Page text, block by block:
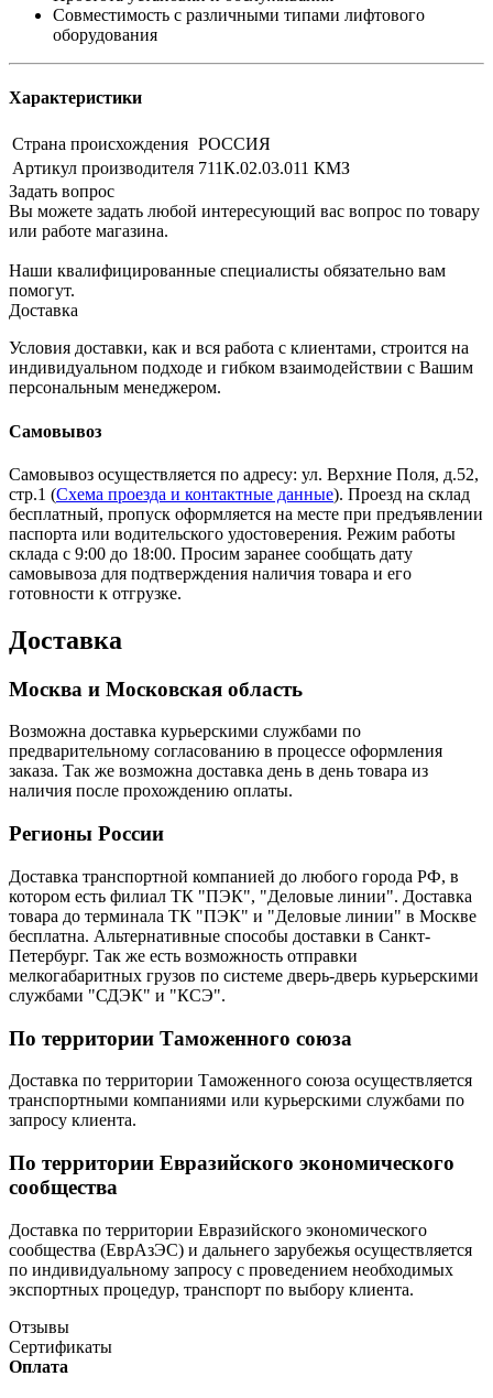
Совместимость с различными типами лифтового
оборудования
Характеристики
Страна происхождения РОССИЯ
Артикул производителя 711К.02.03.011 КМЗ
Задать вопрос
Вы можете задать любой интересующий вас вопрос по товару
или работе магазина.
Наши квалифицированные специалисты обязательно вам
помогут.
Доставка
Условия доставки, как и вся работа с клиентами, строится на
индивидуальном подходе и гибком взаимодействии с Вашим
персональным менеджером.
Самовывоз
Самовывоз осуществляется по адресу: ул. Верхние Поля, д.52,
стр.1 (Схема проезда и контактные данные). Проезд на склад
бесплатный, пропуск оформляется на месте при предъявлении
паспорта или водительского удостоверения. Режим работы
склада с 9:00 до 18:00. Просим заранее сообщать дату
самовывоза для подтверждения наличия товара и его
готовности к отгрузке.
Доставка
Москва и Московская область
Возможна доставка курьерскими службами по
предварительному согласованию в процессе оформления
заказа. Так же возможна доставка день в день товара из
наличия после прохождению оплаты.
Регионы России
Доставка транспортной компанией до любого города РФ, в
котором есть филиал ТК "ПЭК", "Деловые линии". Доставка
товара до терминала ТК "ПЭК" и "Деловые линии" в Москве
бесплатна. Альтернативные способы доставки в Санкт-
Петербург. Так же есть возможность отправки
мелкогабаритных грузов по системе дверь-дверь курьерскими
службами "СДЭК" и "КСЭ".
По территории Таможенного союза
Доставка по территории Таможенного союза осуществляется
транспортными компаниями или курьерскими службами по
запросу клиента.
По территории Евразийского экономического
сообщества
Доставка по территории Евразийского экономического
сообщества (ЕврАзЭС) и дальнего зарубежья осуществляется
по индивидуальному запросу с проведением необходимых
экспортных процедур, транспорт по выбору клиента.
Отзывы
Сертификаты
Оплата